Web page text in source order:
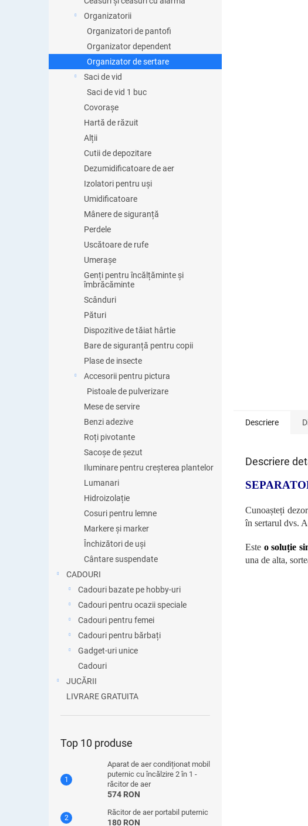
Organizatorii
Organizatori de pantofi
Organizator dependent
Organizator de sertare
Saci de vid
Saci de vid 1 buc
Covorașe
Hartă de răzuit
Alții
Cutii de depozitare
Dezumidificatoare de aer
Izolatori pentru uși
Umidificatoare
Mânere de siguranță
Perdele
Uscătoare de rufe
Umerașe
Genți pentru încălțăminte și
îmbrăcăminte
Scânduri
Pături
Dispozitive de tăiat hârtie
Bare de siguranță pentru copii
Plase de insecte
Accesorii pentru pictura
Pistoale de pulverizare
Mese de servire
Benzi adezive
Roți pivotante
Sacoșe de șezut
Iluminare pentru creșterea plantelor
Lumanari
Hidroizolație
Cosuri pentru lemne
Markere și marker
Închizători de uși
Cântare suspendate
CADOURI
Cadouri bazate pe hobby-uri
Cadouri pentru ocazii speciale
Cadouri pentru femei
Cadouri pentru bărbați
Gadget-uri unice
Cadouri
JUCĂRII
LIVRARE GRATUITA
Top 10 produse
Aparat de aer condiționat mobil
puternic cu încălzire 2 în 1 -
răcitor de aer
574 RON
Răcitor de aer portabil puternic
180 RON
Descriere
Descriere
Cunoașteți
în sertarul dvs.
Este o soluție
una de alta,